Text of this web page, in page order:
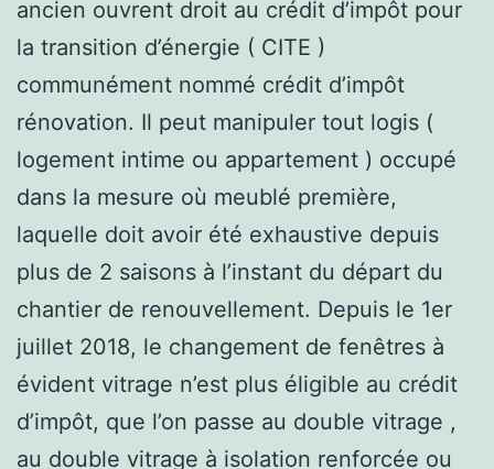
ancien ouvrent droit au crédit d’impôt pour
la transition d’énergie ( CITE )
communément nommé crédit d’impôt
rénovation. Il peut manipuler tout logis (
logement intime ou appartement ) occupé
dans la mesure où meublé première,
laquelle doit avoir été exhaustive depuis
plus de 2 saisons à l’instant du départ du
chantier de renouvellement. Depuis le 1er
juillet 2018, le changement de fenêtres à
évident vitrage n’est plus éligible au crédit
d’impôt, que l’on passe au double vitrage ,
au double vitrage à isolation renforcée ou